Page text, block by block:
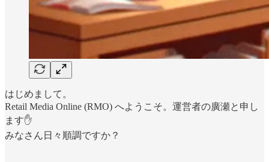
はじめまして。
Retail Media Online (RMO) へようこそ。運営者の廣瀬と申し
ます✋
みなさん日々順調ですか？